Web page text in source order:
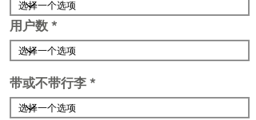
用户数
带或不带行李